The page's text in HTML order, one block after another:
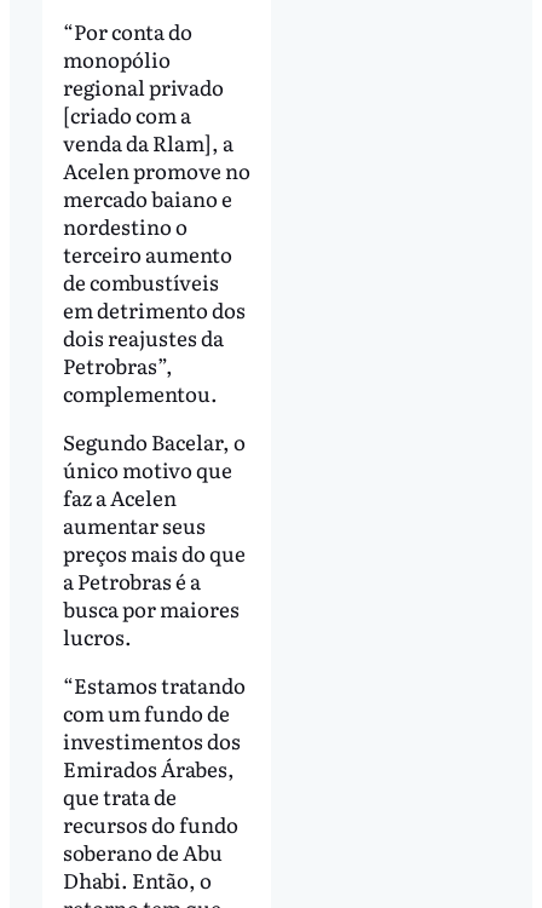
“Por conta do
monopólio
regional privado
[criado com a
venda da Rlam], a
Acelen promove no
mercado baiano e
nordestino o
terceiro aumento
de combustíveis
em detrimento dos
dois reajustes da
Petrobras”,
complementou.
Segundo Bacelar, o
único motivo que
faz a Acelen
aumentar seus
preços mais do que
a Petrobras é a
busca por maiores
lucros.
“Estamos tratando
com um fundo de
investimentos dos
Emirados Árabes,
que trata de
recursos do fundo
soberano de Abu
Dhabi. Então, o